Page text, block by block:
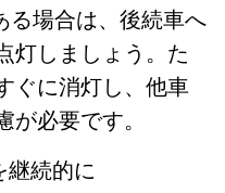
る場合は、後続車へ
灯しましょう。た
ぐに消灯し、他車
が必要です。
継続的に